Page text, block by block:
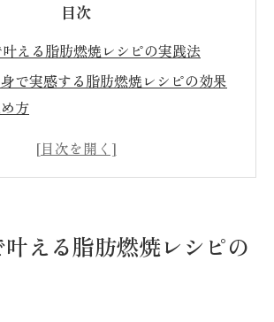
目次
える脂肪燃焼レシピの実践法
で実感する脂肪燃焼レシピの効果
方
焼スープの1週間プログラムを医療痩
スープで短期間に痩せる医療痩身
ト
える脂肪燃焼レシピの